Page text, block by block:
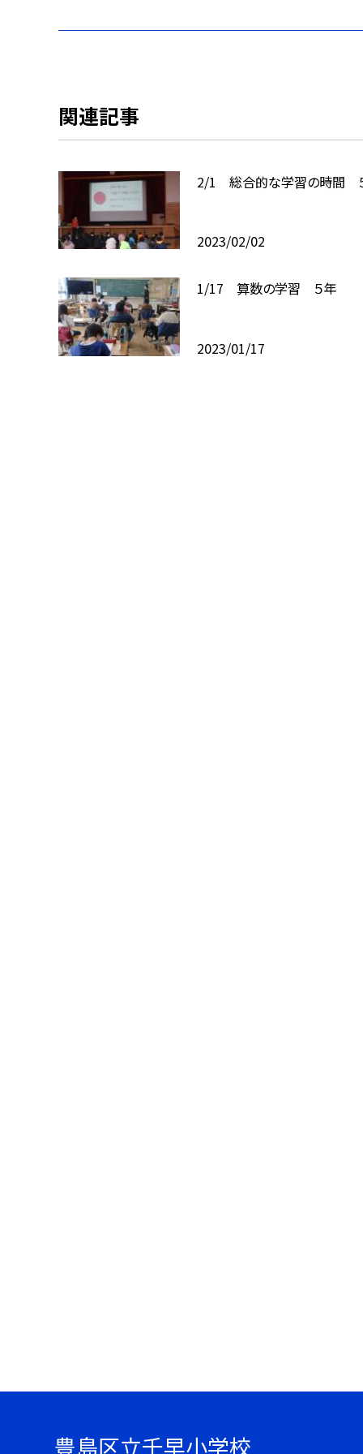
関連記事
2/1 総合的な学習の時間
2023/02/02
1/17 算数の学習 ５年
2023/01/17
豊島区立千早小学校